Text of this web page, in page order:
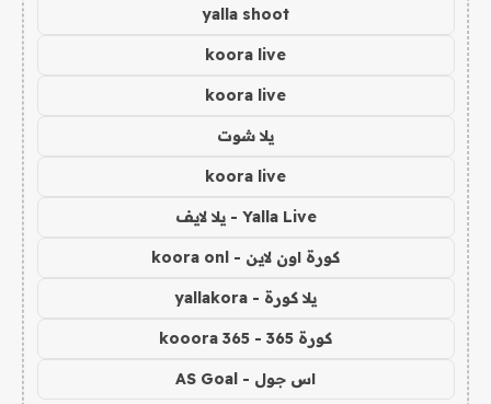
yalla shoot
koora live
koora live
يلا شوت
koora live
Yalla Live - يلا لايف
كورة اون لاين - koora onl
يلا كورة - yallakora
كورة 365 - kooora 365
اس جول - AS Goal